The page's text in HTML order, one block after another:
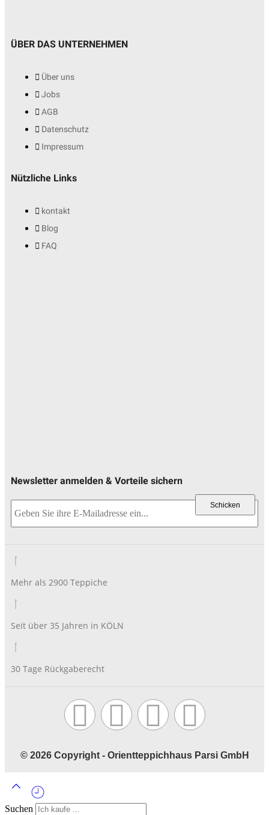
ÜBER DAS UNTERNEHMEN
Über uns
Jobs
AGB
Datenschutz
Impressum
Nützliche Links
kontakt
Blog
FAQ
Newsletter anmelden & Vorteile sichern
Mehr als 2900 Teppiche
Seit über 35 Jahren in KÖLN
30 Tage Rückgaberecht
©️ 2026 Copyright - Orientteppichhaus Parsi GmbH
Suchen